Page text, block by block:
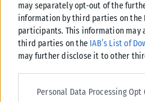
may separately opt-out of the
information by third parties on the
participants. This information may
third parties on the IAB’s List of
may further disclose it to other
Please note that this website/app
services and may gather and
Personal Data Processing Opt
Από σήμερα μόνο με νέου τύπου